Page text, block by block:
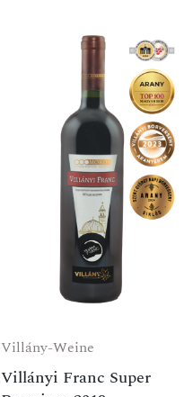
Villány-Weine
Villányi Franc Super